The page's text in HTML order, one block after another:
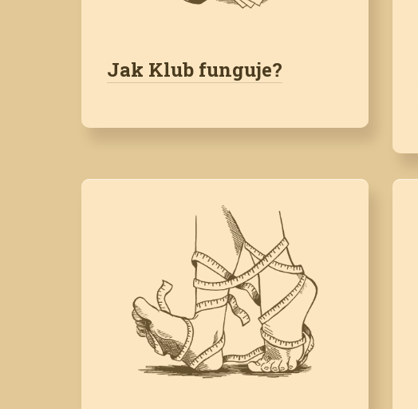
Jak Klub funguje?